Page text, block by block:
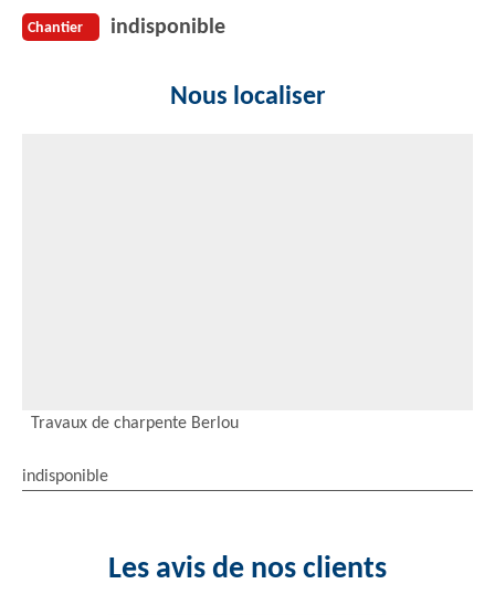
Chantier indisponible
Nous localiser
Travaux de charpente Berlou
indisponible
Les avis de nos clients